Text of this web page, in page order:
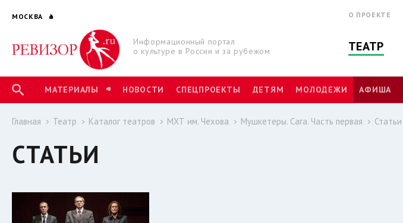
МОСКВА
Информационный портал
о культуре в России и за рубежом
О ПРОЕКТЕ
ТЕАТР
МАТЕРИАЛЫ НОВОСТИ СПЕЦПРОЕКТЫ ДЕТЯМ МОЛОДЕЖИ АФИША
Главная Театр Каталог театров МХТ им. Чехова Мушкетеры. Сага. Часть первая Статьи
СТАТЬИ